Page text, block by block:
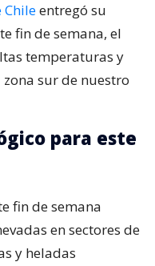
Chileentregó su
fin de semana, el
temperaturas y
sur de nuestro
para este
fin de semana
en sectores de
y heladas